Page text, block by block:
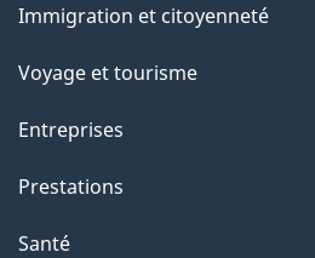
sujets
Immigration et citoyenneté
Voyage et tourisme
Entreprises
Prestations
Santé